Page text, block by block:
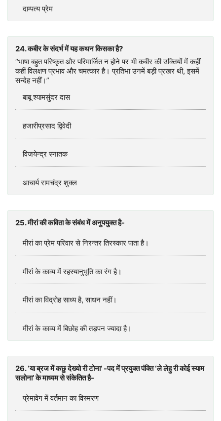
दाम्पत्य प्रेम
24. कबीर के संदर्भ में यह कथन किसका है?
“भाषा बहुत परिष्कृत और परिमार्जित न होने पर भी कबीर की उक्तियों में कहीं
कहीं विलक्षण प्रभाव और चमत्कार है। प्रतिभा उनमें बड़ी प्रखर थी, इसमें
सन्देह नहीं।”
बाबू श्यामसुंदर दास
हजारीप्रसाद द्विवेदी
विजयेन्द्र स्नातक
आचार्य रामचंद्र शुक्ल
25. मीरां की कविता के संबंध में अनुपयुक्त है-
मीरां का प्रेम परिवार से निरन्तर तिरस्कार पाता है।
मीरां के काव्य में रहस्यानुभूति का रंग है।
मीरां का विद्रोह साध्य है, साधन नहीं।
मीरां के काव्य में बिछोह की तड़पन ज्यादा है।
26. ‘या ब्रज में कछु देख्यो री टोना’ -पद में प्रयुक्त पंक्ति ‘ले लेहु री कोई स्याम
सलोना’ के माध्यम से संकेतित है-
प्रेमावेग में वर्तमान का विस्मरण